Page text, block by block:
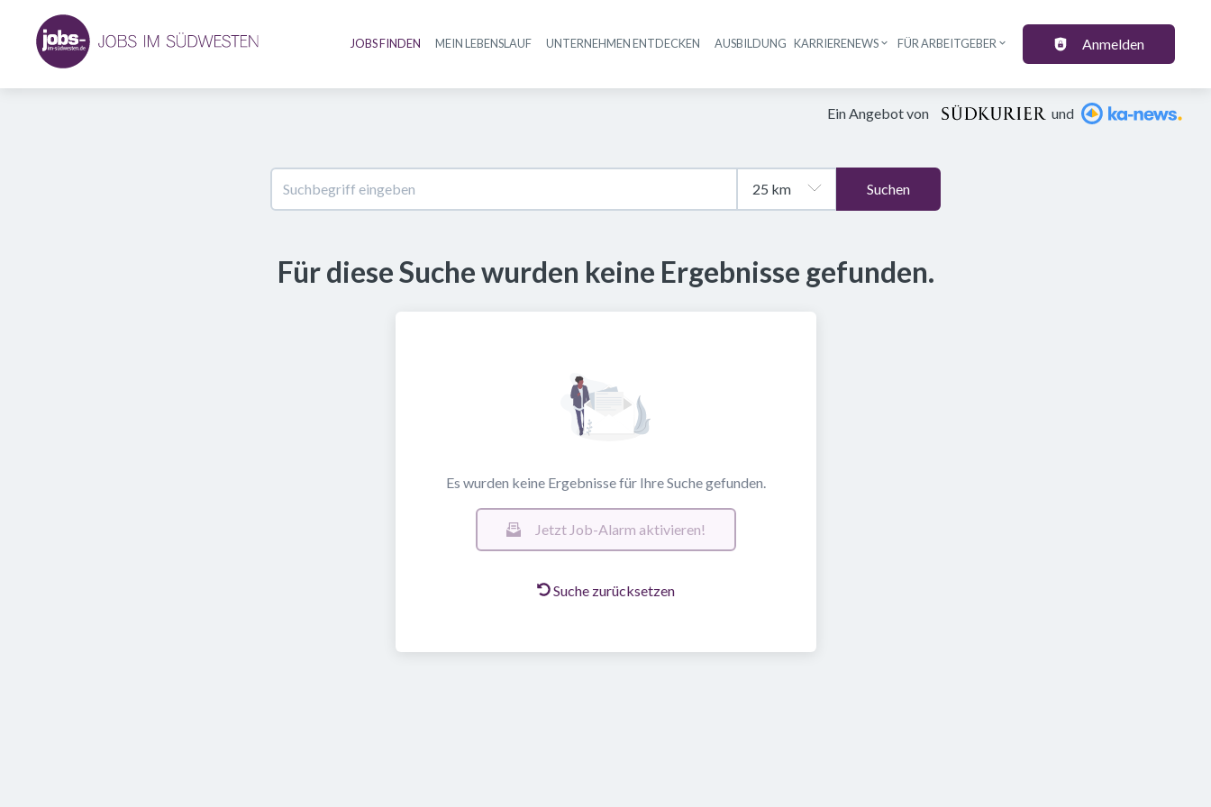
Haupt-Navigation
JOBS FINDEN MEIN LEBENSLAUF UNTERNEHMEN ENTDECKEN AUSBILDUNG KARRIERENEWS FÜR ARBEITGEBER Anmelden
Ein Angebot von und
Suchen
Für diese Suche wurden keine Ergebnisse gefunden.
Es wurden keine Ergebnisse für Ihre Suche gefunden.
Jetzt Job-Alarm aktivieren!
Suche zurücksetzen